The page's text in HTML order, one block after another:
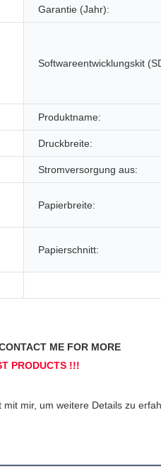
Garantie (Jahr):
Softwareentwicklungskit
Produktname:
Druckbreite:
Stromversorgung aus:
Papierbreite:
Papierschnitt: